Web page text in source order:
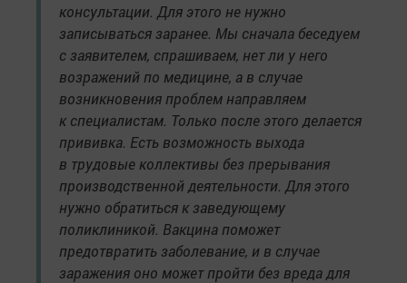
консультации. Для этого не нужно
записываться заранее. Мы сначала беседуем
с заявителем, спрашиваем, нет ли у него
возражений по медицине, а в случае
возникновения проблем направляем
к специалистам. Только после этого делается
прививка. Есть возможность выхода
в трудовые коллективы без прерывания
производственной деятельности. Для этого
нужно обратиться к заведующему
поликлиникой. Вакцина поможет
предотвратить заболевание, и в случае
заражения оно может пройти без вреда для